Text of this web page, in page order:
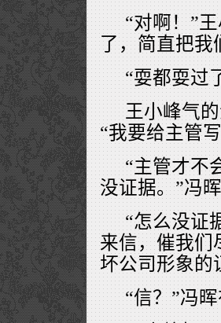
“对啊！”
了，简直把我
“耍都耍过
王小峰气
“我要给主管
“主管才不
没证据。”冯
“怎么没证
来信，催我们
坏公司形象的
“信？”冯